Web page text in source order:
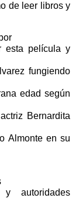
de leer libros y
esta película y
fungiendo
edad según
Bernardita
Almonte en su
autoridades